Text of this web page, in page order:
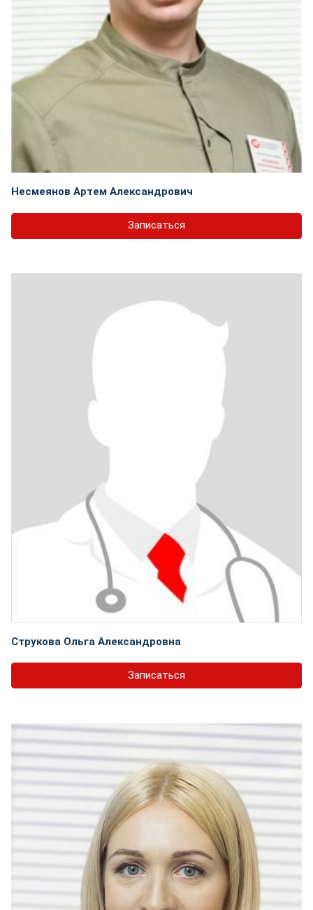
Несмеянов Артем Александрович
Записаться
Струкова Ольга Александровна
Записаться